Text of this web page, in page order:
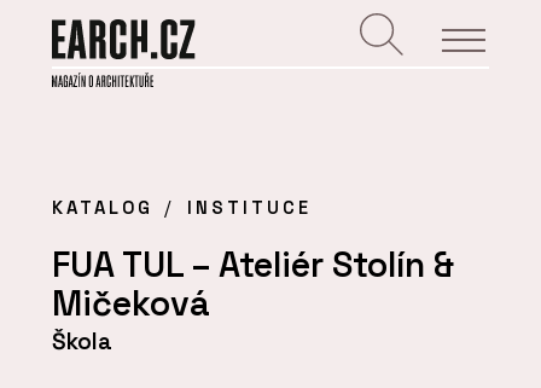
KATALOG INSTITUCE
FUA TUL – Ateliér Stolín &
Mičeková
Škola